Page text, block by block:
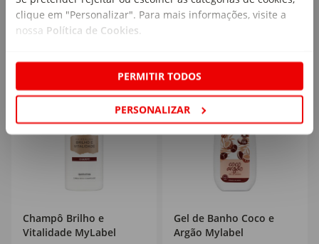
clique em "Personalizar". Para mais informações, visite a
nossa Política de Cookies
PERMITIR TODOS
PERSONALIZAR
Champô Brilho e
Vitalidade MyLabel
Gel de Banho Coco e
Argão Mylabel